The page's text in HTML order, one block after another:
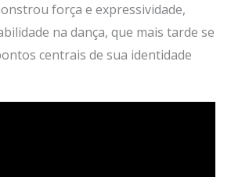
força e expressividade,
na dança, que mais tarde se
centrais de sua identidade